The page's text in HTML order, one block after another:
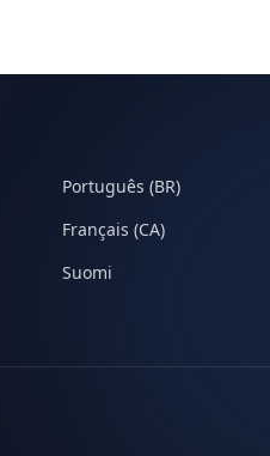
Português (BR)
Français (CA)
Suomi